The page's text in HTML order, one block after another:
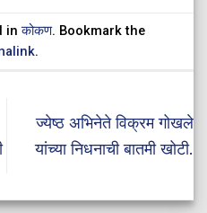
inकोकण. Bookmark the
.
ज्येष्ठ अभिनेते विक्रम गोखले
यांच्या निधनाची बातमी खोटी.